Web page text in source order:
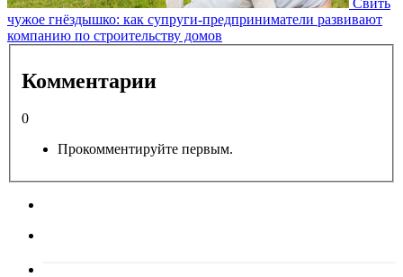
Свить
чужое гнёздышко: как супруги-предприниматели развивают
компанию по строительству домов
Комментарии
0
Прокомментируйте первым.